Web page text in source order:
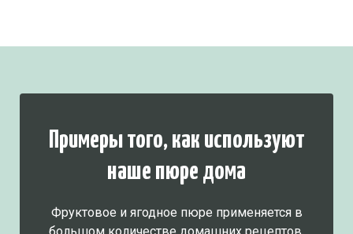
Примеры того, как используют
наше пюре дома
Фруктовое и ягодное пюре применяется в